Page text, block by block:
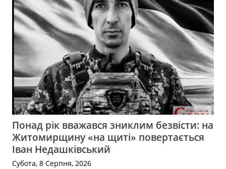
Понад рік вважався зниклим безвісти: на
Житомирщину «на щиті» повертається
Іван Недашківський
Субота, 8 Серпня, 2026